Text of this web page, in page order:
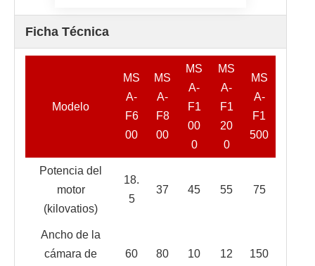
Ficha Técnica
Modelo
MS
A-
F6
00
MS
A-
F8
00
MS
A-
F1
00
0
MS
A-
F1
20
0
MS
A-
F1
500
Potencia del
motor
(kilovatios)
18.
5
37 45 55 75
Ancho de la
cámara de
60
80
10
12
150